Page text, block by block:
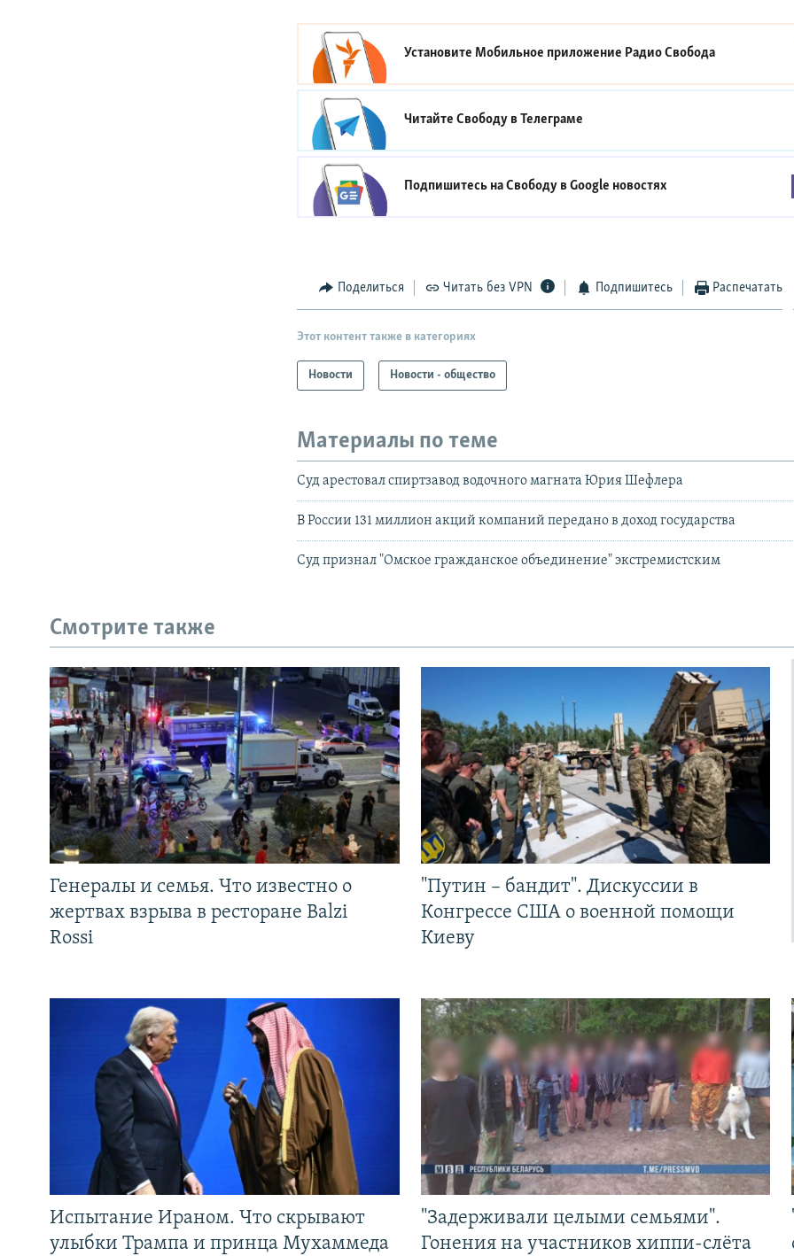
Установите Мобильное приложение Радио Свобода
Читайте Свободу вТелеграме
Подпишитесь на Свободу вGoogle новостях
Поделиться Читать без VPN Подпишитесь Распечатать
Этот контент также в категориях
Новости Новости - общество
Материалы по теме
Суд арестовал спиртзавод водочного магната Юрия Шефлера
В России 131 миллион акций компаний передано в доход государства
Суд признал "Омское гражданское объединение" экстремистским
Смотрите также
Генералы и семья. Что известно о
жертвах взрыва в ресторане Balzi
Rossi
"Путин – бандит". Дискуссии в
Конгрессе США о военной помощи
Киеву
Испытание Ираном. Что скрывают
улыбки Трампа и принца Мухаммеда
"Задерживали целыми семьями".
Гонения на участников хиппи-слёта